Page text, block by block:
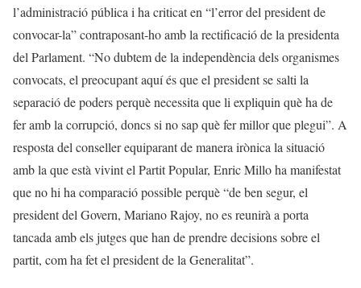
l’administració pública i ha criticat en “l’error del president de
convocar-la” contraposant-ho amb la rectificació de la presidenta
del Parlament. “No dubtem de la independència dels organismes
convocats, el preocupant aquí és que el president se salti la
separació de poders perquè necessita que li expliquin què ha de
fer amb la corrupció, doncs si no sap què fer millor que plegui”. A
resposta del conseller equiparant de manera irònica la situació
amb la que està vivint el Partit Popular, Enric Millo ha manifestat
que no hi ha comparació possible perquè “de ben segur, el
president del Govern, Mariano Rajoy, no es reunirà a porta
tancada amb els jutges que han de prendre decisions sobre el
partit, com ha fet el president de la Generalitat”.